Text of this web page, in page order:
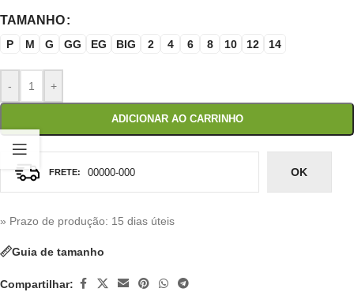
TAMANHO
P M G GG EG BIG 2 4 6 8 10 12 14
- +
ADICIONAR AO CARRINHO
OK
» Prazo de produção: 15 dias úteis
Guia de tamanho
Compartilhar: